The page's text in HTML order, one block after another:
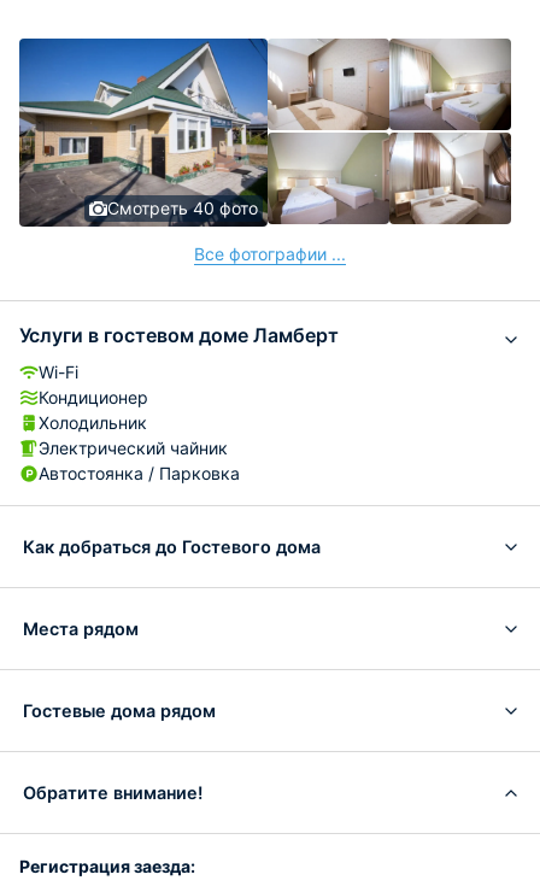
Смотреть 40 фото
Все фотографии ...
Услуги в гостевом доме Ламберт
Wi-Fi
Кондиционер
Холодильник
Электрический чайник
Автостоянка / Парковка
Как добраться до Гостевого дома
Места рядом
Гостевые дома рядом
Обратите внимание!
Регистрация заезда: